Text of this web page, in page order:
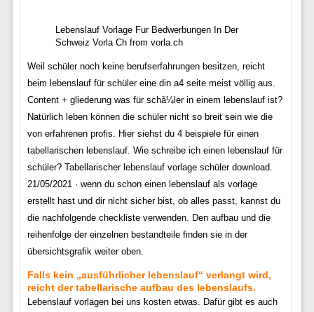
Lebenslauf Vorlage Fur Bedwerbungen In Der
Schweiz Vorla Ch from vorla.ch
Weil schüler noch keine berufserfahrungen besitzen, reicht
beim lebenslauf für schüler eine din a4 seite meist völlig aus.
Content + gliederung was für schã¼ler in einem lebenslauf ist?
Natürlich leben können die schüler nicht so breit sein wie die
von erfahrenen profis. Hier siehst du 4 beispiele für einen
tabellarischen lebenslauf. Wie schreibe ich einen lebenslauf für
schüler? Tabellarischer lebenslauf vorlage schüler download.
21/05/2021 · wenn du schon einen lebenslauf als vorlage
erstellt hast und dir nicht sicher bist, ob alles passt, kannst du
die nachfolgende checkliste verwenden. Den aufbau und die
reihenfolge der einzelnen bestandteile finden sie in der
übersichtsgrafik weiter oben.
Falls kein „ausführlicher lebenslauf“ verlangt wird,
reicht der tabellarische aufbau des lebenslaufs.
Lebenslauf vorlagen bei uns kosten etwas. Dafür gibt es auch